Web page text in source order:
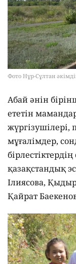
Фото Нұр-Сұлтан
Абай әнін
ететін
мұғалімдер,
қазақстандық
Ілиясова,
Қайрат